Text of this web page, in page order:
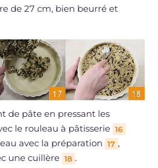
de 27 cm, bien beurré et
de pâte en pressant les
le rouleau à pâtisserie 16
avec la préparation 17 ,
une cuillère 18 .